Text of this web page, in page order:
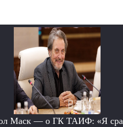
Маск — о ГК ТАИФ: «Я